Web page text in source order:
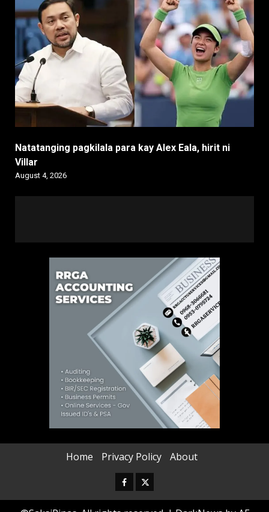
Natatanging pagkilala para kay Alex Eala, hirit ni
Villar
August 4, 2026
Home Privacy Policy About
Facebook
Twitter